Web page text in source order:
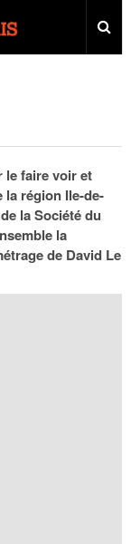
le faire voir et
la région Ile-de-
la Société du
la
de David Le